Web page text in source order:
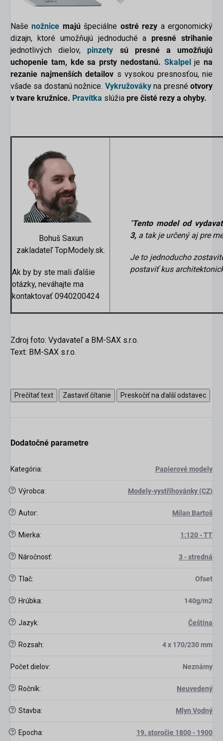
Našenožnice majúšpeciálne ostré rezy a ergonomický
dizajn, ktoré umožňujú jednoduché a presné strihanie
jednotlivých dielov,pinzety sú presné a umožňujú
uchopenie tam, kde sa prsty nedostanú. Skalpelje na
rezanie najmenších detailov s vysokou presnosťou, nie
všade sa dostanú nožnice. Vykružováky na presnéotvory
v tvare kružnice. Pravítka slúžia pre čisté rezy a ohyby.
Bohuš Saxun
zakladateľ TopModely.sk.
Ak by by ste mali ďalšie
otázky, neváhajte ma
kontaktovať 0940200424
"Tento model od
3, a tak je určený aj pre
Je to jednoducho
postaviť kus
Zdroj foto: Vydavateľ a BM-SAX s.r.o.
Text: BM-SAX s.r.o.
Prečítať text Zastaviť čítanie Preskočiť na ďalší odstavec
Dodatočné parametre
Kategória: Papierové modely
? Výrobca: Modely-vystřihovánky (CZ)
? Autor: Milan Bartoš
? Mierka: 1:120 - TT
? Náročnosť: 3 - stredná
? Tlač: Ofset
? Hrúbka: 140g/m2
? Jazyk: Čeština
? Rozsah: 4 x 170/230 mm
Počet dielov: Neznámy
? Ročník: Neuvedený
? Stavba: Mlyn Vodný
? Epocha: 19. storočie 1800 - 1900